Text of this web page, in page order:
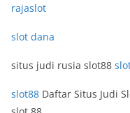
rajaslot
slot dana
situs judi rusia slot88
slot88 Daftar Situs Judi